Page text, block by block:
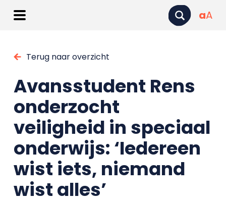
aA
Terug naar overzicht
Avansstudent Rens
onderzocht
veiligheid in speciaal
onderwijs: ‘Iedereen
wist iets, niemand
wist alles’